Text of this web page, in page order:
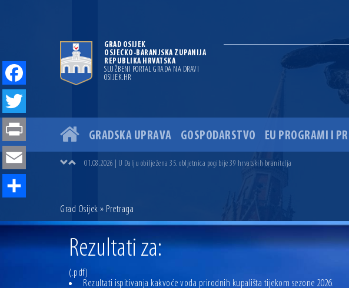
GRAD OSIJEK
OSJEČKO-BARANJSKA ŽUPANIJA
REPUBLIKA HRVATSKA
SLUŽBENI PORTAL GRADA NA DRAVI
OSIJEK.HR
GRADSKA UPRAVA GOSPODARSTVO EU PROGRAMI I
04.07.2026 | Zbog povoljnih vodostaja i pravodobnih mjera komarci ove godine pod kontrolom
04.08.2026 | U Osijeku obilježen Dan pobjede i domovinske zahvalnosti i Dan hrvatskih branitelja
01.08.2026 | U Dalju obilježena 35. obljetnica pogibije 39 hrvatskih branitelja
13.07.2026 | Ljetnim izdanjem Večeri vina i umjetnosti završen Vinski mjesec
07.07.2026 | Održana 8. sjednica Gradskog vijeća Grada Osijeka. Gradonačelnik Radić istaknuo da
04.07.2026 | Zbog povoljnih vodostaja i pravodobnih mjera komarci ove godine pod kontrolom
04.08.2026 | U Osijeku obilježen Dan pobjede i domovinske zahvalnosti i Dan hrvatskih branitelja
Grad Osijek » Pretraga
Rezultati za:
(.pdf)
Rezultati ispitivanja kakvoće voda prirodnih kupališta tijekom sezone 2026.
Facebook
Twitter
Print
Email